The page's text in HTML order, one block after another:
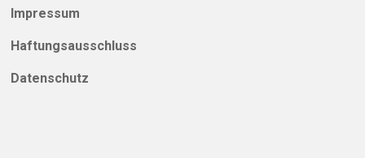
Impressum
Haftungsausschluss
Datenschutz